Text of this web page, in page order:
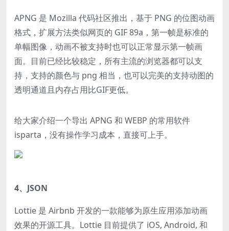
APNG 是 Mozilla 代码社区推出，基于 PNG 的位图动画
格式，扩展方法类似网页的 GIF 89a，第一帧是标准的
单幅图像，动画不被支持时也可以正常显示第一帧画
面。目前已经比较稳定，所有主流的浏览器都可以支
持，支持的颜色与 png 相当，也可以完美的支持动图的
透明通道且内存占用比GIF更低。
给大家介绍一个导出 APNG 和 WEBP 的常用软件
isparta，没有操作学习成本，直接可上手。
4、JSON
Lottie 是 Airbnb 开发的一款能够为原生应用添加动画
效果的开源工具。Lottie 目前提供了 iOS, Android, 和